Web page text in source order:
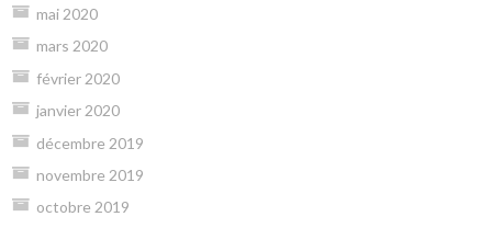
mai 2020
mars 2020
février 2020
janvier 2020
décembre 2019
novembre 2019
octobre 2019